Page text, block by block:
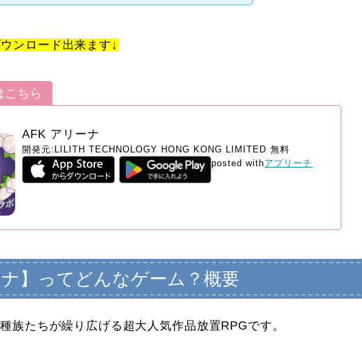
ンロード出来ます↓
こちら
AFK アリーナ
開発元: LILITH TECHNOLOGY HONG KONG LIMITED 無料
posted withアプリーチ
ナ】ってどんなゲーム？概要
族たちが繰り広げる超大人気作品放置RPGです。